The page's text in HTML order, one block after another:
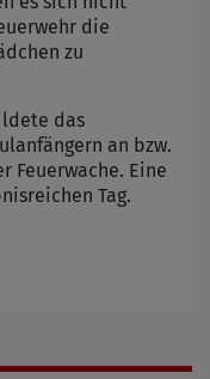
die
zu
das
an bzw.
Feuerwache. Eine
Tag.